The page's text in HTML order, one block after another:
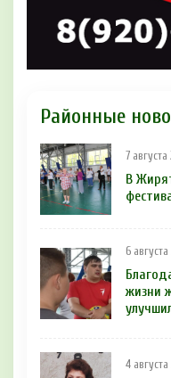
Районные
7 августа
В
6 августа
жизни
4 августа